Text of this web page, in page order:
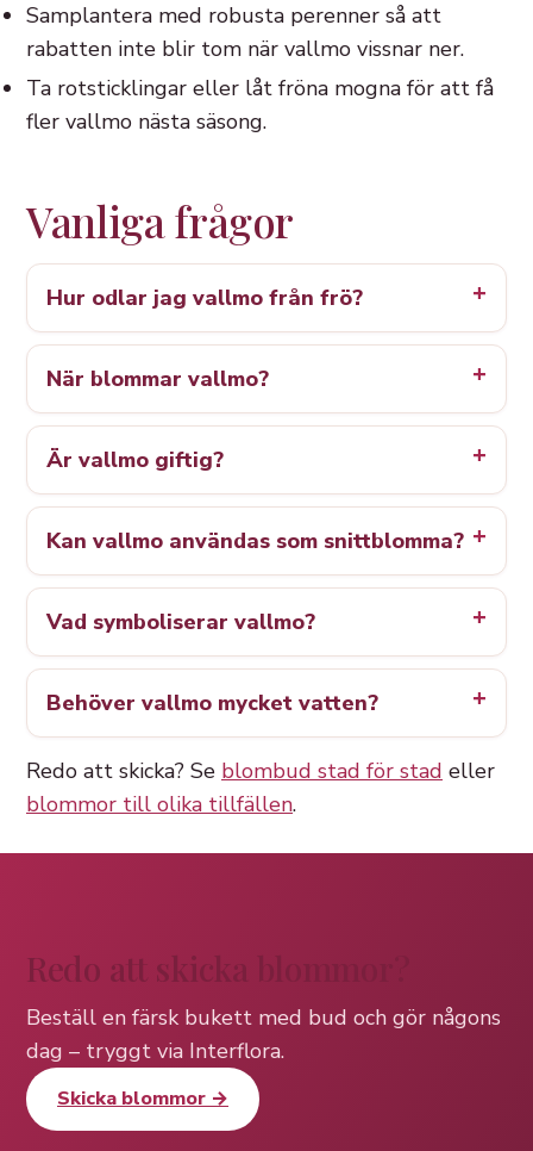
Samplantera med robusta perenner så att
rabatten inte blir tom när vallmo vissnar ner.
Ta rotsticklingar eller låt fröna mogna för att få
fler vallmo nästa säsong.
Vanliga frågor
Hur odlar jag vallmo från frö?
När blommar vallmo?
Är vallmo giftig?
Kan vallmo användas som snittblomma?
Vad symboliserar vallmo?
Behöver vallmo mycket vatten?
Redo att skicka? Se blombud stad för stad eller
blommor till olika tillfällen.
Redo att skicka blommor?
Beställ en färsk bukett med bud och gör någons
dag – tryggt via Interflora.
Skicka blommor →